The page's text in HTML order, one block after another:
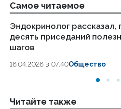
Самое читаемое
Эндокринолог рассказал,
десять приседаний
шагов
16.04.2026 в 07:40Общество
Читайте также